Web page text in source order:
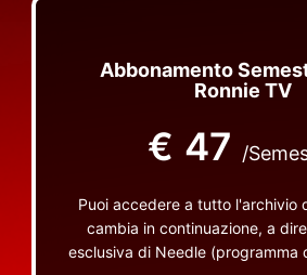
Abbonamento
Ronnie TV
€ 47 /
Puoi accedere a tutto l'archivio
cambia in continuazione, a
esclusiva di Needle (programma